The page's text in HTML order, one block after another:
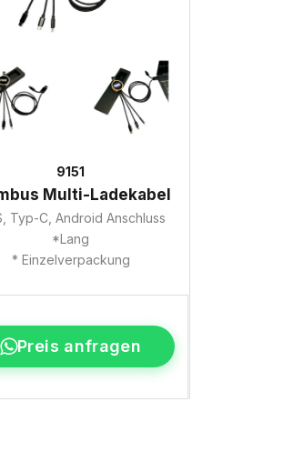
9151
Multi-Ladekabel
Typ-C, Android Anschluss
*Lang
* Einzelverpackung
Preis anfragen